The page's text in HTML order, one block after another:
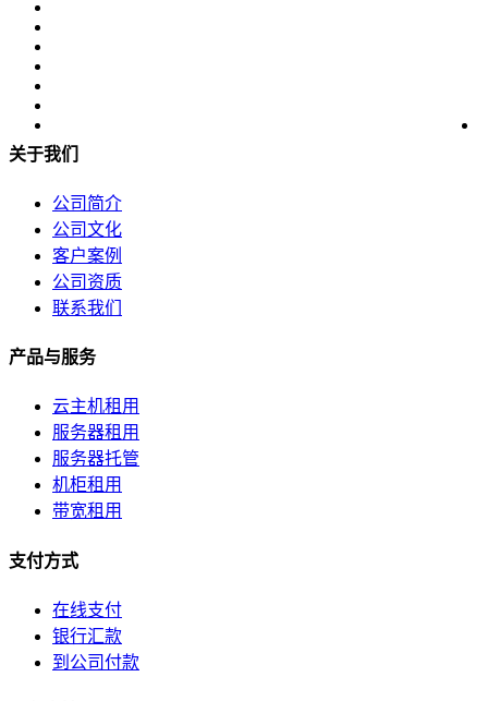
关于我们
公司简介
公司文化
客户案例
公司资质
联系我们
产品与服务
云主机租用
服务器租用
服务器托管
机柜租用
带宽租用
支付方式
在线支付
银行汇款
到公司付款